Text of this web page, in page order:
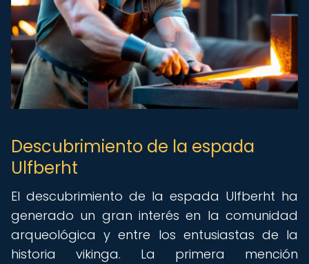
Descubrimiento de la espada
Ulfberht
El descubrimiento de la espada Ulfberht ha
generado un gran interés en la comunidad
arqueológica y entre los entusiastas de la
historia vikinga. La primera mención